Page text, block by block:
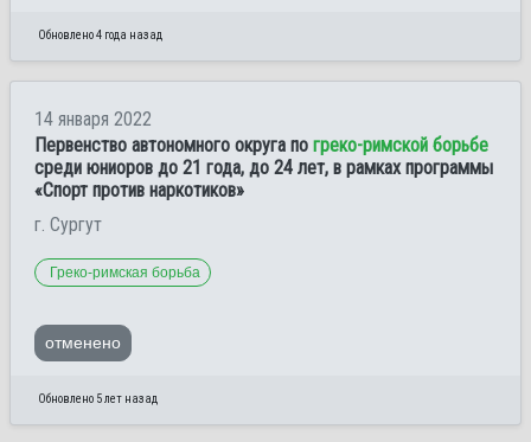
Обновлено 4 года назад
14 января 2022
Первенство автономного округа по греко-римской борьбе
среди юниоров до 21 года, до 24 лет, в рамках программы
«Спорт против наркотиков»
г. Сургут
Греко-римская борьба
отменено
Обновлено 5 лет назад